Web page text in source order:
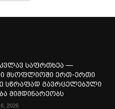
საფრთხეა —
მსოფლიოში ერთ-ერთი
სწრაფად გავრცელებული
მიმდინარეობს
2026